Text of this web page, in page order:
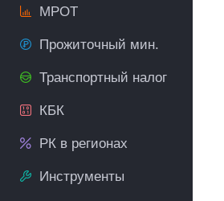
МРОТ
Прожиточный мин.
Транспортный налог
КБК
РК в регионах
Инструменты